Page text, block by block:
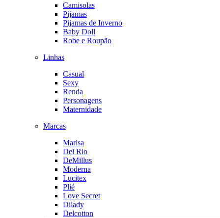
Camisolas
Pijamas
Pijamas de Inverno
Baby Doll
Robe e Roupão
Linhas
Casual
Sexy
Renda
Personagens
Maternidade
Marcas
Marisa
Del Rio
DeMillus
Moderna
Lucitex
Plié
Love Secret
Dilady
Delcotton